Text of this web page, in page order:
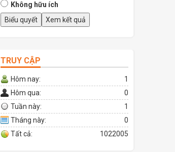
Không hữu ích
TRUY CẬP
Hôm nay:
1
Hôm qua:
0
Tuần này:
1
Tháng này:
0
Tất cả:
1022005